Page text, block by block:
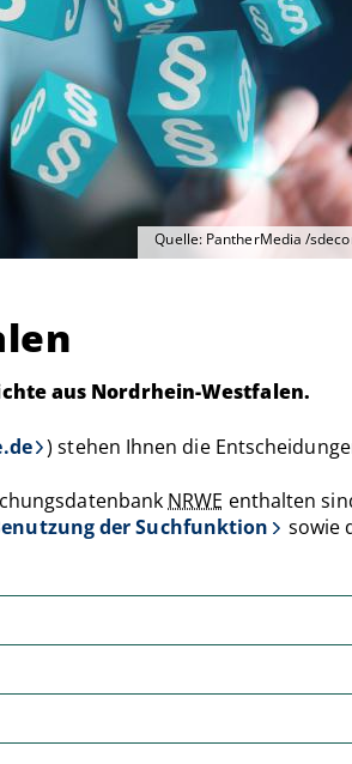
Quelle: PantherMedia /
aus Nordrhein-Westfalen.
) stehen Ihnen die
NRWE enthalten
der Suchfunktion sowie